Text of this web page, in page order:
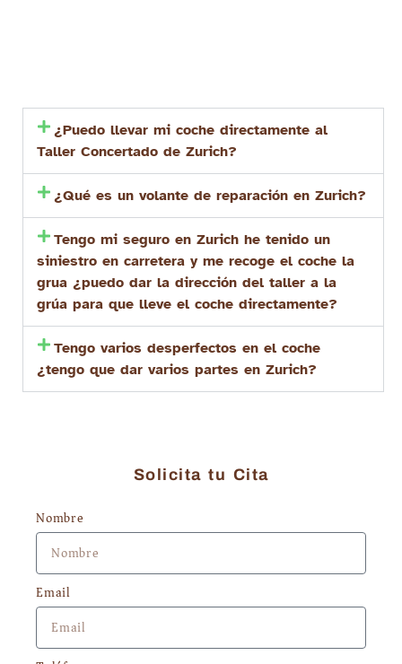
¿Puedo llevar mi coche directamente al
Taller Concertado de Zurich?
¿Qué es un volante de reparación en Zurich?
Tengo mi seguro en Zurich he tenido un
siniestro en carretera y me recoge el coche la
grua ¿puedo dar la dirección del taller a la
grúa para que lleve el coche directamente?
Tengo varios desperfectos en el coche
¿tengo que dar varios partes en Zurich?
Solicita tu Cita
Nombre
Email